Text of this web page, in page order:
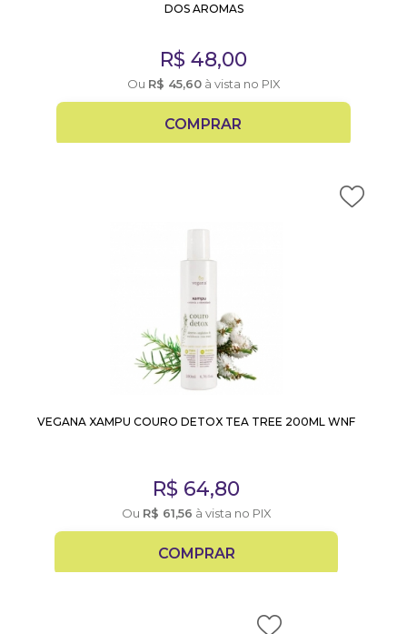
DOS AROMAS
R$ 48,00
Ou R$ 45,60à vista no PIX
COMPRAR
VEGANA XAMPU COURO DETOX TEA TREE 200ML WNF
R$ 64,80
Ou R$ 61,56 à vista no PIX
COMPRAR